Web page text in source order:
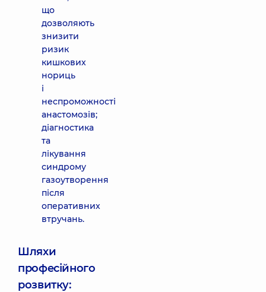
що
дозволяють
знизити
ризик
кишкових
нориць
і
неспроможності
анастомозів;
діагностика
та
лікування
синдрому
газоутворення
після
оперативних
втручань.
Шляхи
професійного
розвитку: